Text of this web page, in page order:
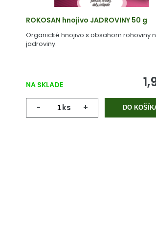
ROKOSAN hnojivo JADROVINY 50 g
Organické hnojivo s obsahom rohoviny
jadroviny.
NA SKLADE
- ks + DO